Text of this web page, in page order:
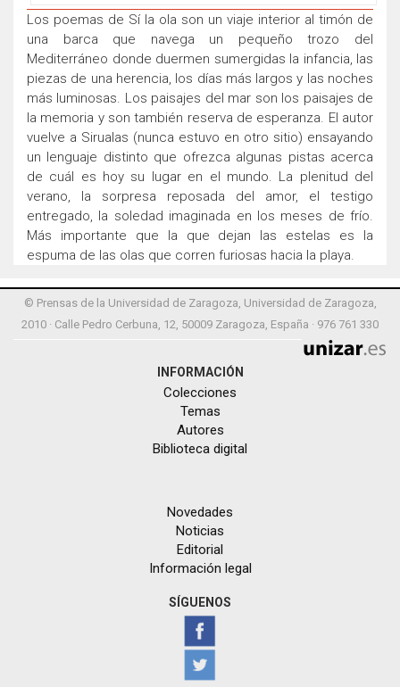
Los poemas de Sí la ola son un viaje interior al timón de
una barca que navega un pequeño trozo del
Mediterráneo donde duermen sumergidas la infancia, las
piezas de una herencia, los días más largos y las noches
más luminosas. Los paisajes del mar son los paisajes de
la memoria y son también reserva de esperanza. El autor
vuelve a Sirualas (nunca estuvo en otro sitio) ensayando
un lenguaje distinto que ofrezca algunas pistas acerca
de cuál es hoy su lugar en el mundo. La plenitud del
verano, la sorpresa reposada del amor, el testigo
entregado, la soledad imaginada en los meses de frío.
Más importante que la que dejan las estelas es la
espuma de las olas que corren furiosas hacia la playa.
© Prensas de la Universidad de Zaragoza, Universidad de Zaragoza,
2010 · Calle Pedro Cerbuna, 12, 50009 Zaragoza, España · 976 761 330
INFORMACIÓN
Colecciones
Temas
Autores
Biblioteca digital
Novedades
Noticias
Editorial
Información legal
SÍGUENOS